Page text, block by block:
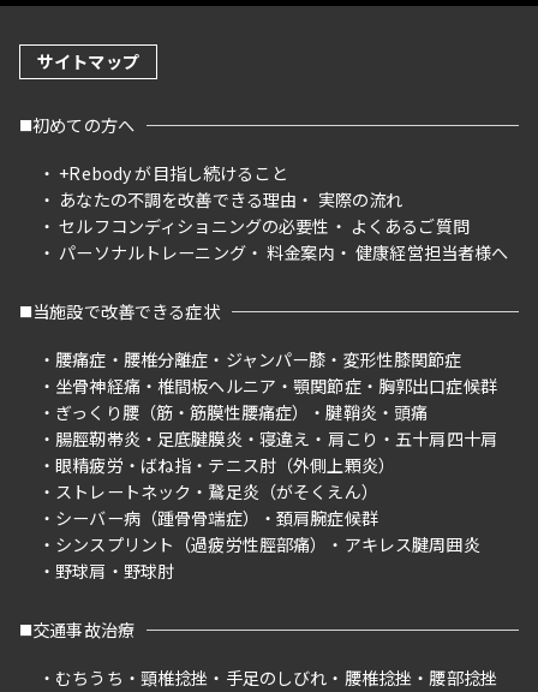
サイトマップ
初めての方へ
+Rebody が目指し続けること
あなたの不調を改善できる理由
実際の流れ
セルフコンディショニングの必要性
よくあるご質問
パーソナルトレーニング
料金案内 健康経営担当者様へ
当施設で改善できる症状
腰痛症
腰椎分離症 ジャンパー膝
変形性膝関節症
坐骨神経痛
椎間板ヘルニア 顎関節症
胸郭出口症候群
ぎっくり腰（筋・筋膜性腰痛症）
腱鞘炎
頭痛
腸脛靭帯炎
足底腱膜炎 寝違え 肩こり
五十肩四十肩
眼精疲労
ばね指
テニス肘（外側上顆炎）
ストレートネック
鵞足炎（がそくえん）
シーバー病（踵骨骨端症）
頚肩腕症候群
シンスプリント（過疲労性脛部痛）
アキレス腱周囲炎
野球肩
野球肘
交通事故治療
むちうち
頸椎捻挫 手足のしびれ 腰椎捻挫 腰部捻挫